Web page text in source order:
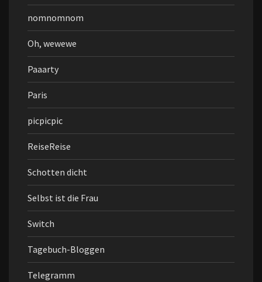
nomnomnom
Oh, wewewe
Paaarty
Paris
picpicpic
ReiseReise
Schotten dicht
Selbst ist die Frau
Switch
Tagebuch-Bloggen
Telegramm